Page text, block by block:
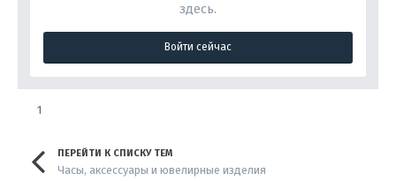
здесь.
Войти сейчас
1
ПЕРЕЙТИ К СПИСКУ ТЕМ
Часы, аксессуары и ювелирные изделия